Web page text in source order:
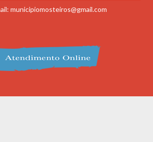
municipiomosteiros@gmail.com